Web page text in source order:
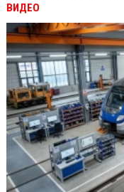
ВИДЕО